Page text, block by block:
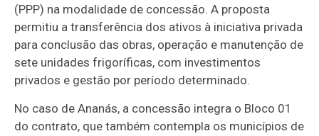
(PPP) na modalidade de concessão. A proposta
permitiu a transferência dos ativos à iniciativa privada
para conclusão das obras, operação e manutenção de
sete unidades frigoríficas, com investimentos
privados e gestão por período determinado.
No caso de Ananás, a concessão integra o Bloco 01
do contrato, que também contempla os municípios de